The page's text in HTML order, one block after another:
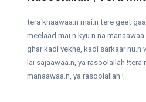
tera khaawaa.n mai.n tere geet
meelaad mai.n kyu.n na
ghar kadi vekhe, kadi sarkaar nu.n
lai sajaawaa.n, ya rasoolallah !tera
manaawaa.n, ya rasoolallah !